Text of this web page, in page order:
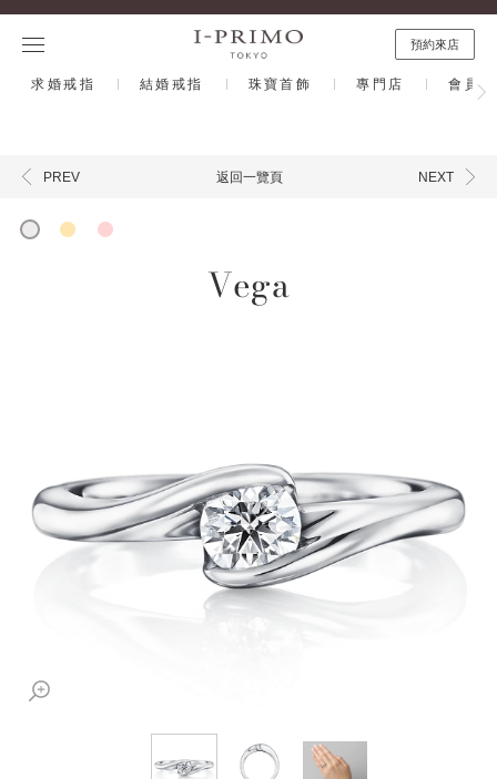
預約來店
求婚戒指 結婚戒指 珠寶首飾 專門店 會員
PREV 返回一覽頁 NEXT
Vega